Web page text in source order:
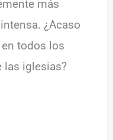
más
¿Acaso
todos los
las iglesias?